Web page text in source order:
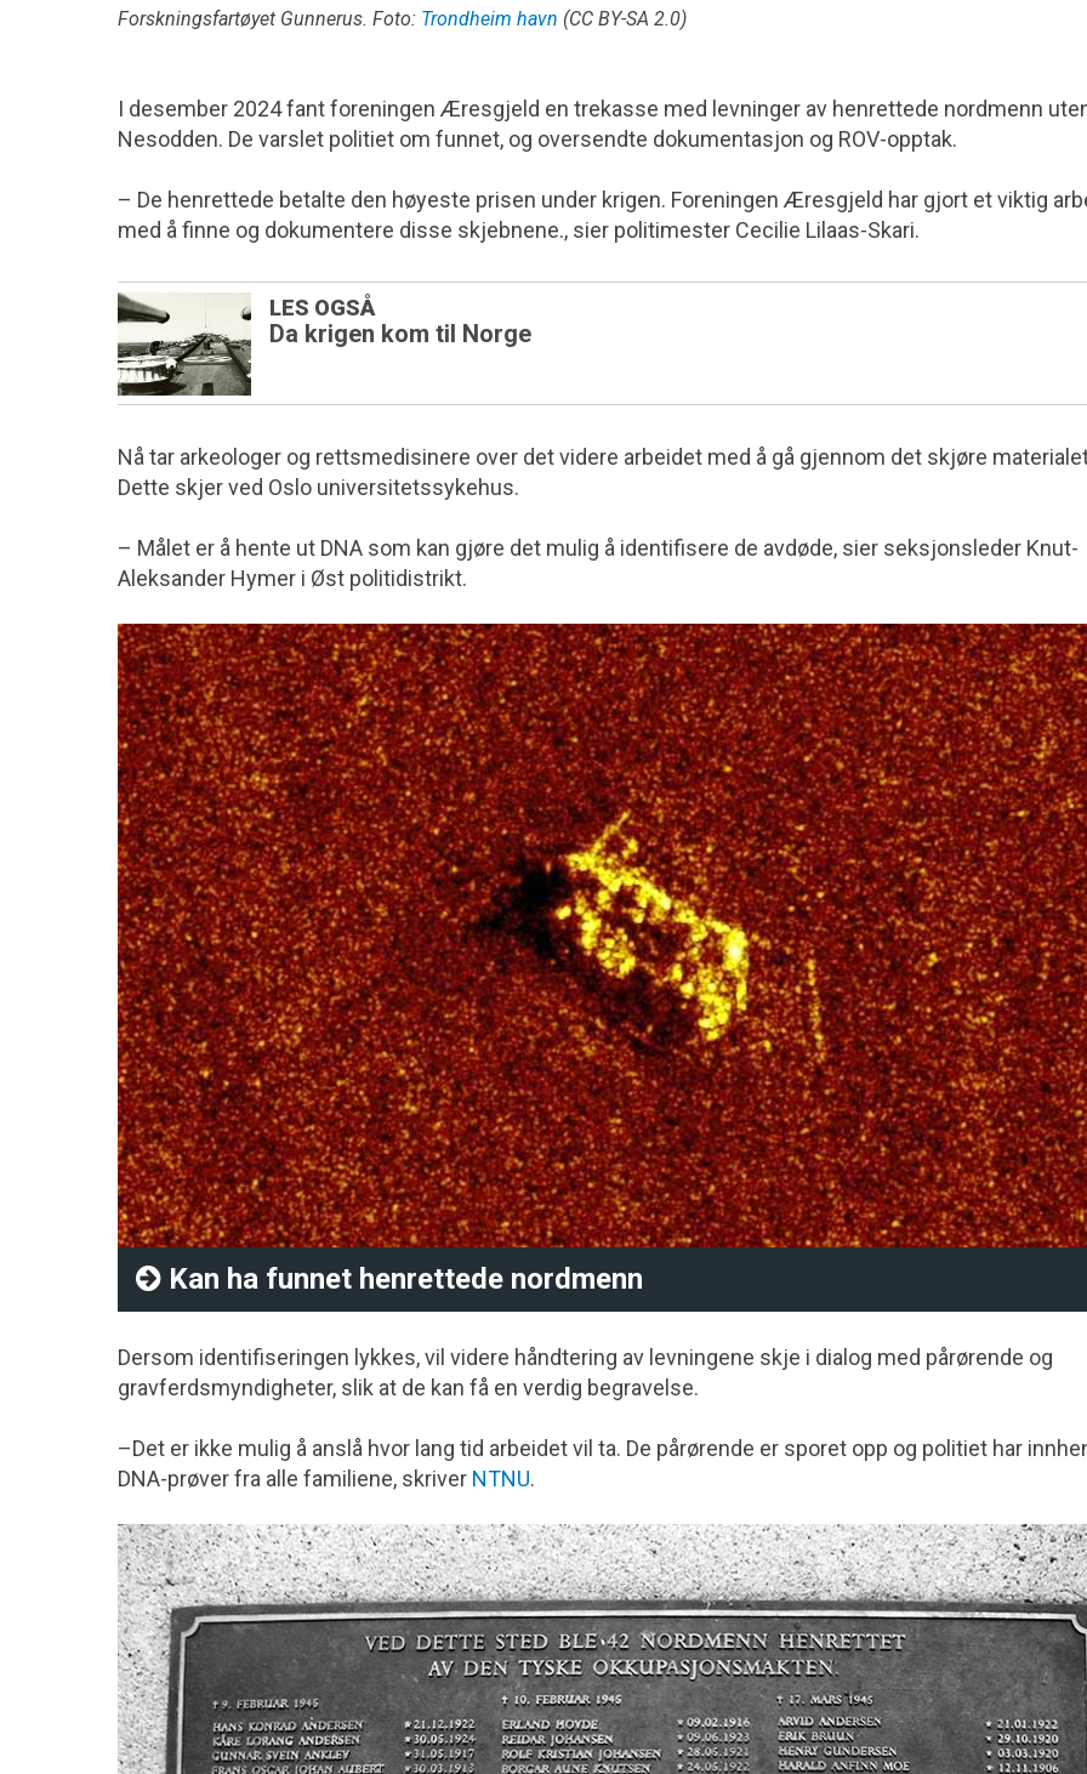
Forskningsfartøyet Gunnerus. Foto: Trondheim havn (CC BY-SA 2.0)
I desember 2024 fant foreningen Æresgjeld en trekasse med levninger av henrettede nordmenn
Nesodden. De varslet politiet om funnet, og oversendte dokumentasjon og ROV-opptak.
– De henrettede betalte den høyeste prisen under krigen. Foreningen Æresgjeld har gjort et viktig
med å finne og dokumentere disse skjebnene., sier politimester Cecilie Lilaas-Skari.
LES OGSÅ
Da krigen kom til Norge
Nå tar arkeologer og rettsmedisinere over det videre arbeidet med å gå gjennom det skjøre
Dette skjer ved Oslo universitetssykehus.
– Målet er å hente ut DNA som kan gjøre det mulig å identifisere de avdøde, sier seksjonsleder Knut-
Aleksander Hymer i Øst politidistrikt.
Kan ha funnet henrettede nordmenn
Dersom identifiseringen lykkes, vil videre håndtering av levningene skje i dialog med pårørende og
gravferdsmyndigheter, slik at de kan få en verdig begravelse.
–Det er ikke mulig å anslå hvor lang tid arbeidet vil ta. De pårørende er sporet opp og politiet har
DNA-prøver fra alle familiene, skriver NTNU.